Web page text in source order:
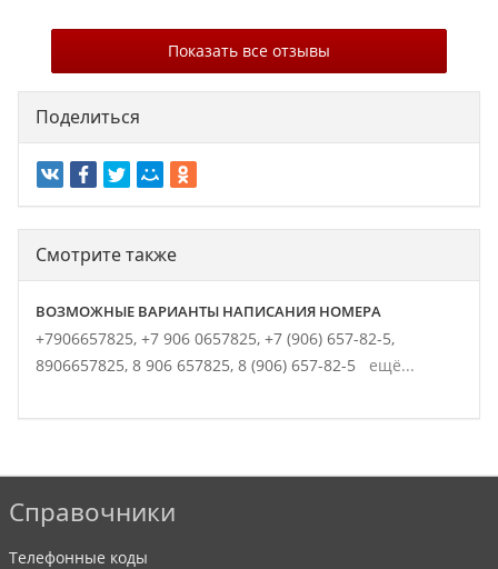
Показать все отзывы
Поделиться
Смотрите также
ВОЗМОЖНЫЕ ВАРИАНТЫ НАПИСАНИЯ НОМЕРА
+7906657825, +7 906 0657825, +7 (906) 657-82-5,
8906657825, 8 906 657825, 8 (906) 657-82-5 ещё...
Справочники
Телефонные коды